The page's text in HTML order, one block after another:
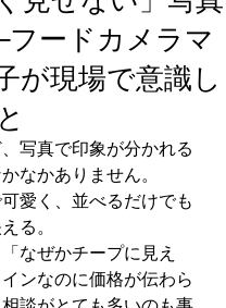
ードカメラマ
が現場で意識し
写真で印象が分かれる
なかありません。
愛く、並べるだけでも
る。
なぜかチープに見え
ンなのに価格が伝わら